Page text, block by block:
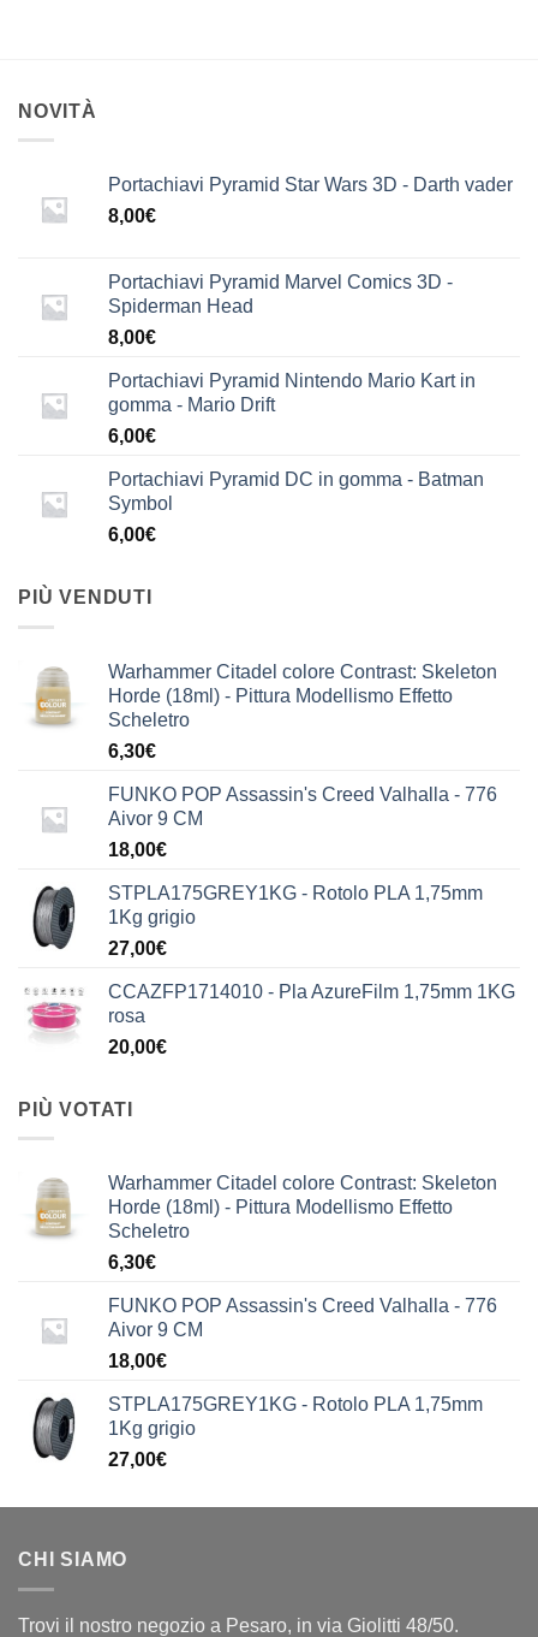
NOVITÀ
Portachiavi Pyramid Star Wars 3D - Darth vader
8,00€
Portachiavi Pyramid Marvel Comics 3D -
Spiderman Head
8,00€
Portachiavi Pyramid Nintendo Mario Kart in
gomma - Mario Drift
6,00€
Portachiavi Pyramid DC in gomma - Batman
Symbol
6,00€
PIÙ VENDUTI
Warhammer Citadel colore Contrast: Skeleton
Horde (18ml) - Pittura Modellismo Effetto
Scheletro
6,30€
FUNKO POP Assassin's Creed Valhalla - 776
Aivor 9 CM
18,00€
STPLA175GREY1KG - Rotolo PLA 1,75mm
1Kg grigio
27,00€
CCAZFP1714010 - Pla AzureFilm 1,75mm 1KG
rosa
20,00€
PIÙ VOTATI
Warhammer Citadel colore Contrast: Skeleton
Horde (18ml) - Pittura Modellismo Effetto
Scheletro
6,30€
FUNKO POP Assassin's Creed Valhalla - 776
Aivor 9 CM
18,00€
STPLA175GREY1KG - Rotolo PLA 1,75mm
1Kg grigio
27,00€
CHI SIAMO
Trovi il nostro negozio a Pesaro, in via Giolitti 48/50.